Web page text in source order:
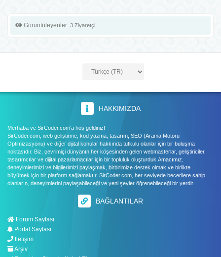
Görüntüleyenler: 3 Ziyaretçi
HAKKIMIZDA
Merhaba ve SirCoder.com'a hoş geldiniz!
SirCoder.com, web geliştirme, kod yazma, tasarım, SEO (Arama Motoru
Optimizasyonu) ve diğer dijital konular hakkında tutkulu olanlar için bir buluşma
noktasıdır. Biz, çevrimiçi dünyanın her köşesinden gelen webmasterlar, geliştiriciler,
tasarımcılar ve dijital pazarlamacılar için bir topluluk oluşturduk.Amacımız,
deneyimlerimizi ve bilgilerimizi paylaşmak, birbirimize destek olmak ve birlikte
büyümek için bir platform sağlamaktır. SirCoder.com, her seviyede becerilere sahip
olanların, deneyimlerini paylaşabileceği ve yeni şeyler öğrenebileceği bir yerdir..
BAĞLANTILAR
Forum Sayfası
Portal Sayfası
İletişim
Arşiv